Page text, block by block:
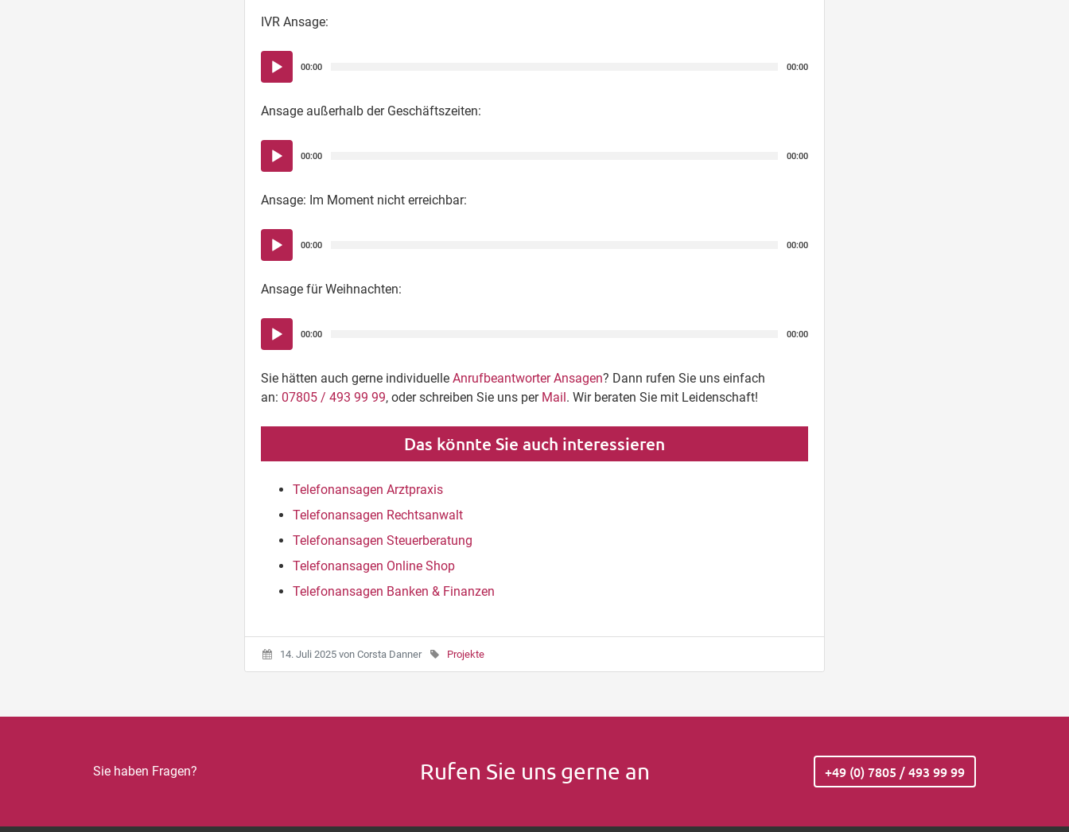
IVR Ansage:
Audio-
Player
00:00 00:00
Ansage außerhalb der Geschäftszeiten:
Audio-
Player
00:00 00:00
Ansage: Im Moment nicht erreichbar:
Audio-
Player
00:00 00:00
Ansage für Weihnachten:
Audio-
Player
00:00 00:00
Sie hätten auch gerne individuelle Anrufbeantworter Ansagen? Dann rufen Sie uns einfach
an: 07805 / 493 99 99, oder schreiben Sie uns per Mail. Wir beraten Sie mit Leidenschaft!
Das könnte Sie auch interessieren
Telefonansagen Arztpraxis
Telefonansagen Rechtsanwalt
Telefonansagen Steuerberatung
Telefonansagen Online Shop
Telefonansagen Banken & Finanzen
14. Juli 2025 von Corsta Danner Projekte
Sie haben Fragen? Rufen Sie uns gerne an +49 (0) 7805 / 493 99 99